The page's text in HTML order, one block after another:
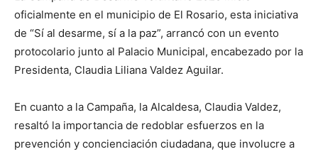
oficialmente en el municipio de El Rosario, esta iniciativa
de “Sí al desarme, sí a la paz”, arrancó con un evento
protocolario junto al Palacio Municipal, encabezado por la
Presidenta, Claudia Liliana Valdez Aguilar.
En cuanto a la Campaña, la Alcaldesa, Claudia Valdez,
resaltó la importancia de redoblar esfuerzos en la
prevención y concienciación ciudadana, que involucre a